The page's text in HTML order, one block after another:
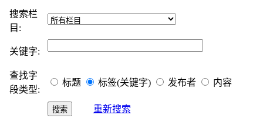
搜索栏
目:
关键字:
查找字
段类型:
标题 标签(关键字) 发布者 内容
重新搜索